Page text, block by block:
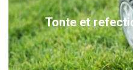
Tonte et